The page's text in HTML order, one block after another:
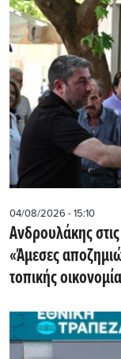
04/08/2026 - 15:10
Ανδρουλάκης
«Άμεσες
τοπικής